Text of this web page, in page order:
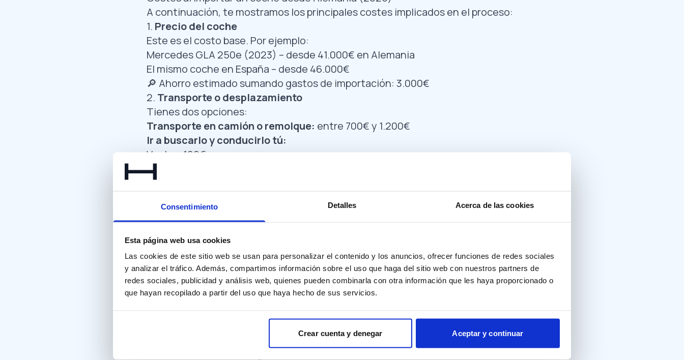
Consentimiento Detalles Acerca de las cookies
Esta página web usa cookies
Las cookies de este sitio web se usan para personalizar el contenido y los anuncios, ofrecer funciones de redes sociales
y analizar el tráfico. Además, compartimos información sobre el uso que haga del sitio web con nuestros partners de
redes sociales, publicidad y análisis web, quienes pueden combinarla con otra información que les haya proporcionado o
que hayan recopilado a partir del uso que haya hecho de sus servicios.
Crear cuenta y denegar Aceptar y continuar
A continuación, te mostramos los principales costes implicados en el proceso:
1. Precio del coche
Este es el costo base. Por ejemplo:
Mercedes GLA 250e (2023) – desde 41.000€ en Alemania
El mismo coche en España – desde 46.000€
🔎 Ahorro estimado sumando gastos de importación: 3.000€
2. Transporte o desplazamiento
Tienes dos opciones:
Transporte en camión o remolque: entre 700€ y 1.200€
Ir a buscarlo y conducirlo tú:
Vuelos: 100€
Placas temporales + seguro: 200€ – 300€
Combustible: 200€ – 300€
Certificado de conformidad (COC)
: 0€ – 250€ (a veces incluido)
Gestoría especializada: 150€ – 300€
4.ITV para importación
ITVobligatoria en España: 100€ – 150€
5.Impuestos
Esto depende del tipo de coche:
a)Impuesto de matriculación (España)